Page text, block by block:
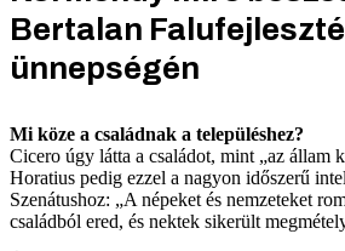
Bertalan
ünnepségén
Mi köze a családnak a településhez?
Cicero úgy látta a családot, mint „az állam
Horatius pedig ezzel a nagyon időszerű
Szenátushoz: „A népeket és nemzeteket
családból ered, és nektek sikerült